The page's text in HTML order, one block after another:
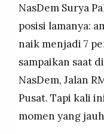
©
RESOLUSI
PRAMUDITA
siap
mengingatkan
bumerang
Gerindra,
menolak
ketegangan
NasDem Surya
posisi lamanya:
naik menjadi 7
sampaikan saat
NasDem, Jalan
Pusat. Tapi kali
momen yang